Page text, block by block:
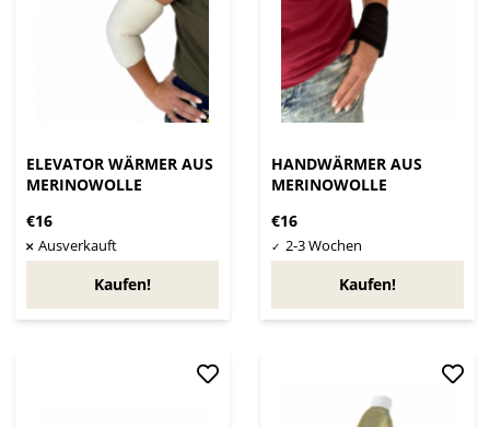
ELEVATOR WÄRMER AUS
MERINOWOLLE
€16
Kaufen!
HANDWÄRMER AUS
MERINOWOLLE
€16
Kaufen!